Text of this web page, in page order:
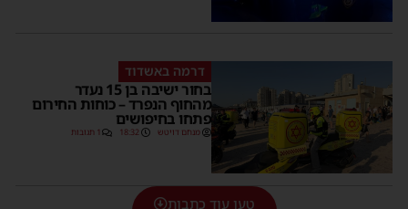
דרמה באשדוד
בחור ישיבה בן 15 נעדר
מהחוף הנפרד – כוחות החירום
פתחו בחיפושים
מנחם דויטש 18:32 1 תגובות
טען עוד כתבות